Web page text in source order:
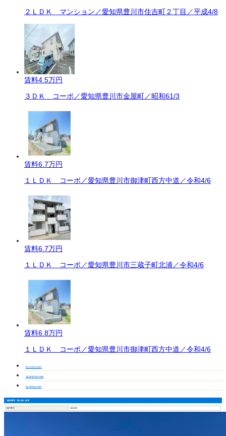
２ＬＤＫ マンション／愛知県豊川市住吉町２丁目／平成4/8
賃料4.5万円
３ＤＫ コーポ／愛知県豊川市金屋町／昭和61/3
賃料6.7万円
１ＬＤＫ コーポ／愛知県豊川市御津町西方中道／令和4/6
賃料6.7万円
１ＬＤＫ コーポ／愛知県豊川市三蔵子町北浦／令和4/6
賃料6.8万円
１ＬＤＫ コーポ／愛知県豊川市御津町西方中道／令和4/6
豊川市周辺の物件
諏訪町駅周辺の物件
豊川駅周辺の物件
物件番号・取り扱い支店
物件番号 3801059